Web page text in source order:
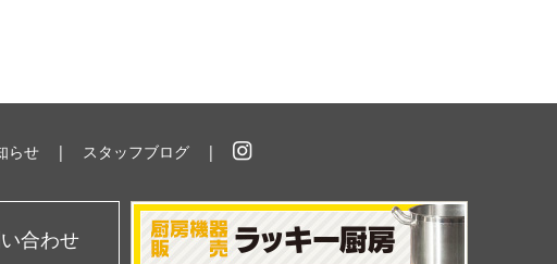
らせ
スタッフブログ
ス
タ
グ
合わせ